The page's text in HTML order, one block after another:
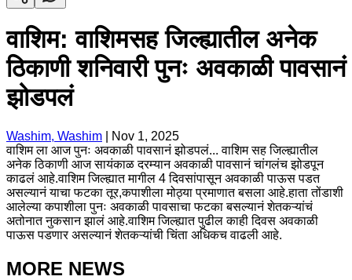
वाशिम: वाशिमसह जिल्ह्यातील अनेक
ठिकाणी शनिवारी पुनः अवकाळी पावसानं
झोडपलं
Washim, Washim
Nov 1, 2025
वाशिम ला आज पुनः अवकाळी पावसानं झोडपलं... वाशिम सह जिल्ह्यातील
अनेक ठिकाणी आज सायंकाळ दरम्यान अवकाळी पावसानं चांगलंच झोडपून
काढलं आहे.वाशिम जिल्ह्यात मागील 4 दिवसांपासून अवकाळी पाऊस पडत
असल्यानं याचा फटका तूर,कपाशीला मोठ्या प्रमाणात बसला आहे.हाता तोंडाशी
आलेल्या कपाशीला पुनः अवकाळी पावसाचा फटका बसल्यानं शेतकऱ्यांचं
अतोनात नुकसान झालं आहे.वाशिम जिल्ह्यात पुढील काही दिवस अवकाळी
पाऊस पडणार असल्यानं शेतकऱ्यांची चिंता अधिकच वाढली आहे.
MORE NEWS